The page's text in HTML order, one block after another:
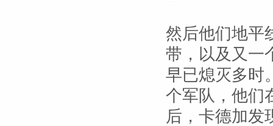
然后他们地平
带，以及又一
早已熄灭多时
个军队，他们
后，卡德加发